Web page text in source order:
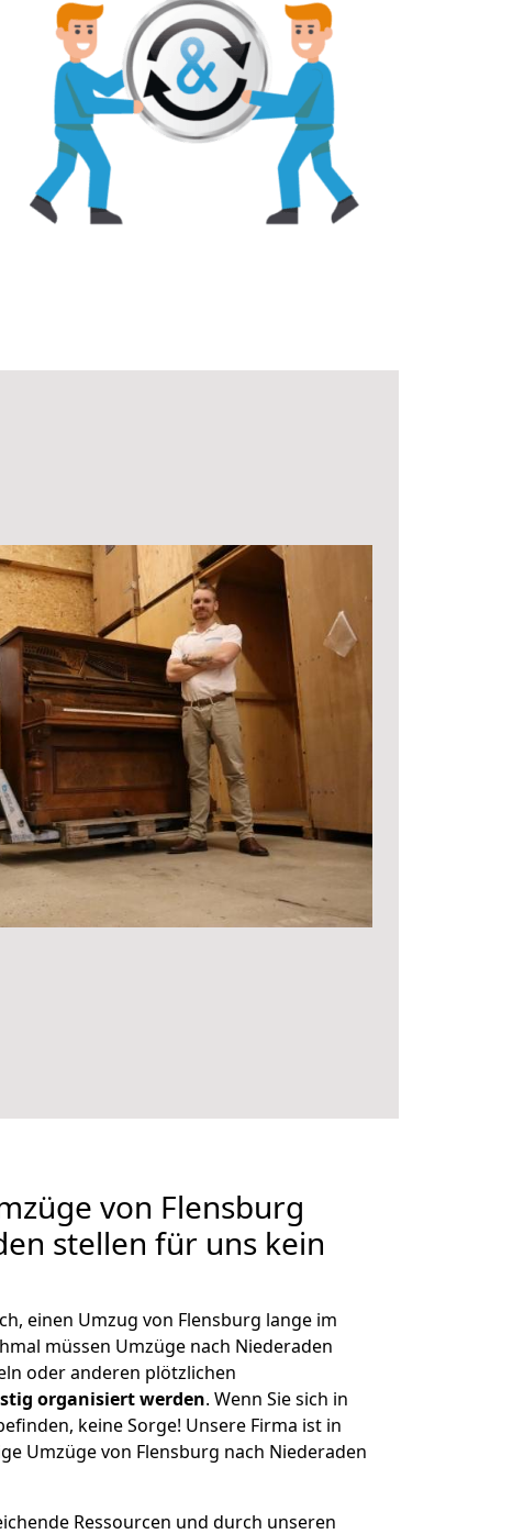
von Flensburg
stellen für uns kein
einen Umzug von Flensburg lange im
müssen Umzüge nach Niederaden
oder anderen plötzlichen
organisiert werden. Wenn Sie sich in
keine Sorge! Unsere Firma ist in
Umzüge von Flensburg nach Niederaden
Ressourcen und durch unseren